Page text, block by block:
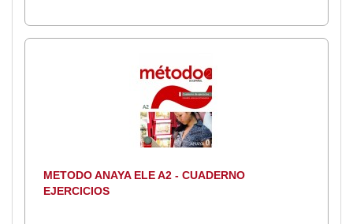
METODO ANAYA ELE A2 - CUADERNO
EJERCICIOS